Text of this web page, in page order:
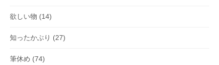
欲しい物 (14)
知ったかぶり (27)
筆休め (74)